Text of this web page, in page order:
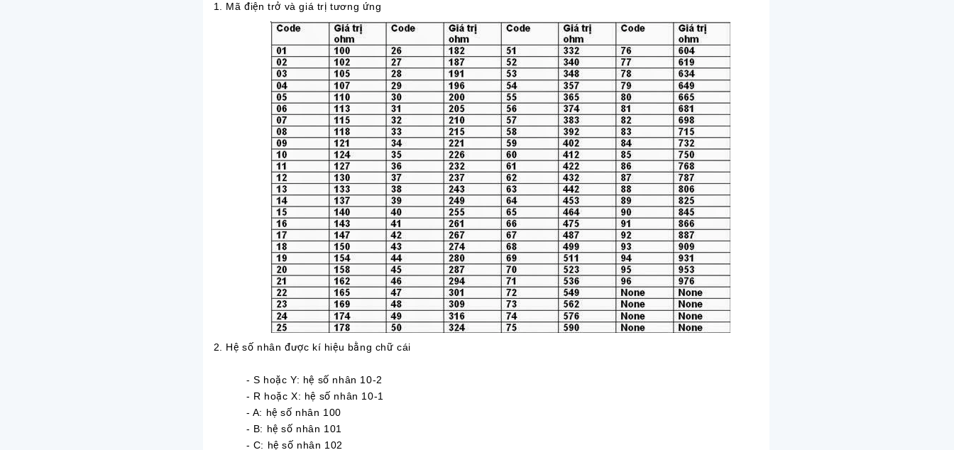
1. Mã điện trở và giá trị tương ứng
2. Hệ số nhân được kí hiệu bằng chữ cái
- S hoặc Y: hệ số nhân 10-2
- R hoặc X: hệ số nhân 10-1
- A: hệ số nhân 100
- B: hệ số nhân 101
- C: hệ số nhân 102